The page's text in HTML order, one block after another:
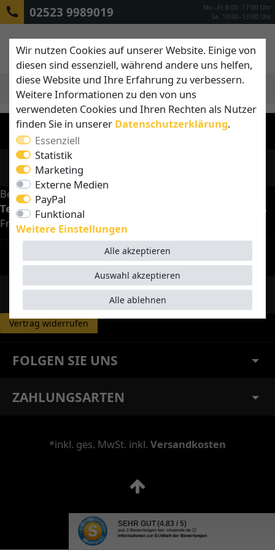
02523 9989019
Mo.–Fr. 8:00 -17:00 Uhr
Sa. 10:00–13:00 Uhr
KATEGORIEN
KONTAKT
Beratungen in unserer Ausstellung sind
Terminvereinbarung
und ausschließlich von Montag bis
Freitag möglich.
HÄUFIG GESTELLTE FRAGEN
RECHTLICHES
Vertrag widerrufen
FOLGEN SIE UNS
ZAHLUNGSARTEN
*inkl. ges. MwSt. inkl. Versandkosten
Wir nutzen Cookies auf unserer Website. Einige von
diesen sind essenziell, während andere uns helfen,
diese Website und Ihre Erfahrung zu verbessern.
Weitere Informationen zu den von uns
verwendeten Cookies und Ihren Rechten als Nutzer
finden Sie in unserer Daten­schutz­erklärung.
Essenziell
Statistik
Marketing
Externe Medien
PayPal
Funktional
Weitere Einstellungen
Alle akzeptieren
Alle ablehnen
Auswahl akzeptieren
SEHR GUT(4.83 / 5)
aus 2 Bewertungen bei: shopvote.de ⓘ
Informationen zur Echtheit der Bewertungen